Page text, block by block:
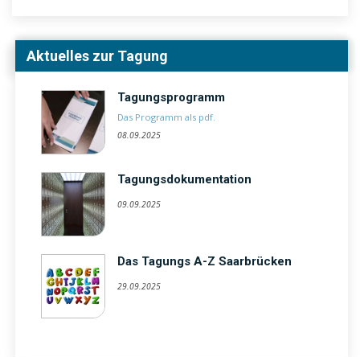
Aktuelles zur Tagung
Tagungsprogramm
Das Programm als pdf.
08.09.2025
Tagungsdokumentation
09.09.2025
Das Tagungs A-Z Saarbrücken
29.09.2025